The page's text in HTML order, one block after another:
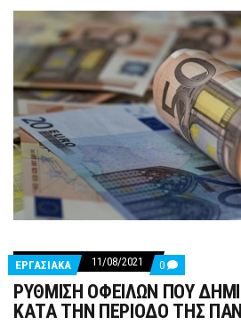
ΕΡΓΑΣΙΑΚΑ 11/08/2021 0 COMMENTS
ON
ΡΥΘΜΙΣΗ
ΟΦΕΙΛΩΝ
ΠΟΥ
ΡΥΘΜΙΣΗ ΟΦΕΙΛΩΝ ΠΟΥ
ΚΑΤΑ ΤΗΝ ΠΕΡΙΟΔΟ ΤΗΣ